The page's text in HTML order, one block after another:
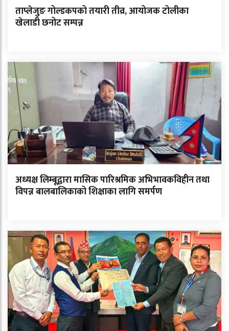
ताप्लेजुङ गोल्डकपको तयारी तीव्र, आयोजक टोलीका
खेलाडी छनोट सम्पन्न
अध्यक्ष लिम्बूद्वारा मासिक पारिश्रमिक अभिभावकविहीन तथा
विपन्न बालबालिकाको शिक्षाका लागि समर्पण